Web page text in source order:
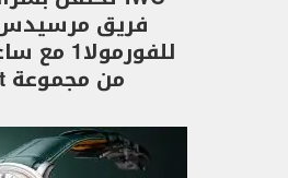
من مجموعة Pilot